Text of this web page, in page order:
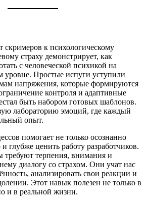
к психологическому
страху демонстрирует, как
с человеческой психикой на
уровне. Простые испуги уступили
напряжения, которые формируются
контроля и адаптивные
быть набором готовых шаблонов.
лабораторию эмоций, где каждый
опыт.
помогает не только осознанно
глубже ценить работу разработчиков.
терпения, внимания и
диалогу со страхом. Они учат нас
анализировать свои реакции и
Этот навык полезен не только в
и в реальной жизни.